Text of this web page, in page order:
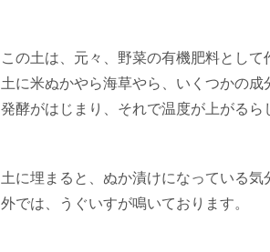
この土は、元々、野菜の有機肥料として
土に米ぬかやら海草やら、いくつかの成
発酵がはじまり、それで温度が上がるら
土に埋まると、ぬか漬けになっている気
外では、うぐいすが鳴いております。